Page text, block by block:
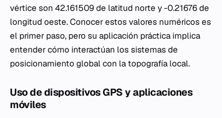
vértice son 42.161509 de latitud norte y -0.21676 de
longitud oeste. Conocer estos valores numéricos es
el primer paso, pero su aplicación práctica implica
entender cómo interactúan los sistemas de
posicionamiento global con la topografía local.
Uso de dispositivos GPS y aplicaciones
móviles